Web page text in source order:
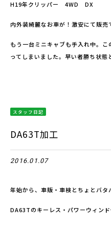
H19年クリッパー 4WD DX
内外装綺麗なお車が！激安にて販売
もう一台ミニキャブも手入れ中。
ってしまいました。早い者勝ち状態
スタッフ日記
DA63T加工
2016.01.07
年始から、車販・車検とちょとバタ
DA63Tのキーレス・パワーウィンド